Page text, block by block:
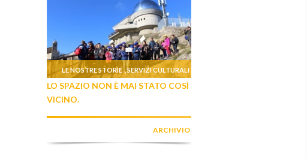
LE NOSTRE STORIE ,SERVIZI CULTURALI
LO SPAZIO NON È MAI STATO COSÌ
VICINO.
ARCHIVIO